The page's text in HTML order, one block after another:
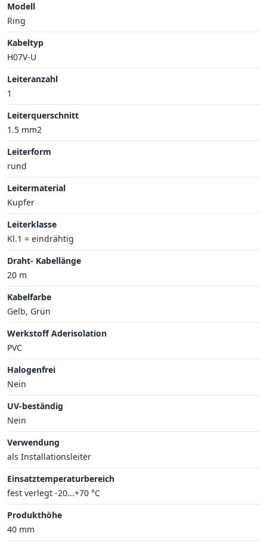
Modell
Ring
Kabeltyp
H07V-U
Leiteranzahl
1
Leiterquerschnitt
1.5 mm2
Leiterform
rund
Leitermaterial
Kupfer
Leiterklasse
Kl.1 = eindrähtig
Draht- Kabellänge
20 m
Kabelfarbe
Gelb, Grün
Werkstoff Aderisolation
PVC
Halogenfrei
Nein
UV-beständig
Nein
Verwendung
als Installationsleiter
Einsatztemperaturbereich
fest verlegt -20...+70 °C
Produkthöhe
40 mm